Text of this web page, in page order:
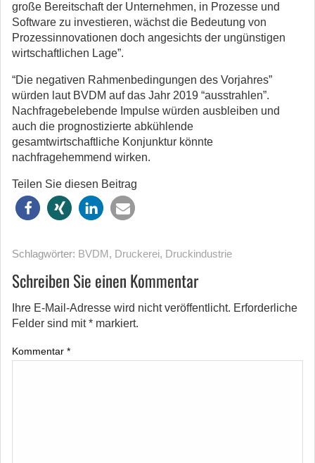
große Bereitschaft der Unternehmen, in Prozesse und
Software zu investieren, wächst die Bedeutung von
Prozessinnovationen doch angesichts der ungünstigen
wirtschaftlichen Lage”.
“Die negativen Rahmenbedingungen des Vorjahres”
würden laut BVDM auf das Jahr 2019 “ausstrahlen”.
Nachfragebelebende Impulse würden ausbleiben und
auch die prognostizierte abkühlende
gesamtwirtschaftliche Konjunktur könnte
nachfragehemmend wirken.
Teilen Sie diesen Beitrag
Schlagwörter: BVDM, Druckerei, Druckindustrie
Schreiben Sie einen Kommentar
Ihre E-Mail-Adresse wird nicht veröffentlicht. Erforderliche
Felder sind mit* markiert.
Kommentar *